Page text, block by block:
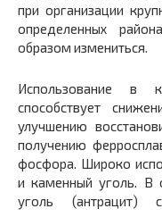
при организации
определенных
образом измениться.
Использование в
способствует
улучшению
получению
фосфора. Широко
и каменный уголь. В
уголь (антрацит)